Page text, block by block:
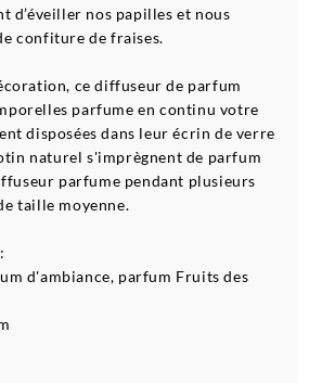
d’éveiller nos papilles et nous
confiture de fraises.
ce diffuseur de parfum
parfume en continu votre
disposées dans leur écrin de verre
naturel s'imprègnent de parfum
parfume pendant plusieurs
taille moyenne.
d'ambiance, parfum Fruits des